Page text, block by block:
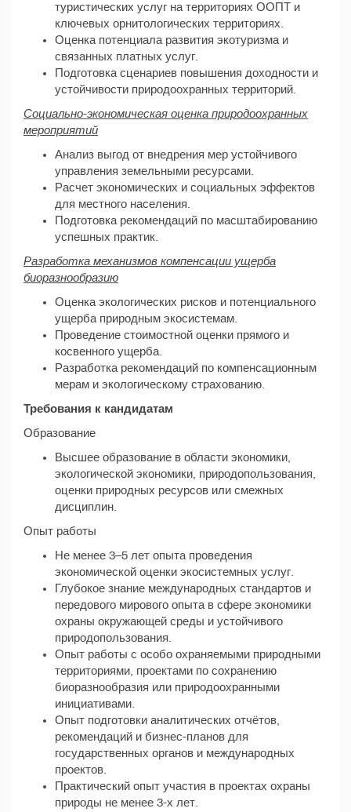
туристических услуг на территориях ООПТ и
ключевых орнитологических территориях.
Оценка потенциала развития экотуризма и
связанных платных услуг.
Подготовка сценариев повышения доходности и
устойчивости природоохранных территорий.
Социально-экономическая оценка природоохранных
мероприятий
Анализ выгод от внедрения мер устойчивого
управления земельными ресурсами.
Расчет экономических и социальных эффектов
для местного населения.
Подготовка рекомендаций по масштабированию
успешных практик.
Разработка механизмов компенсации ущерба
биоразнообразию
Оценка экологических рисков и потенциального
ущерба природным экосистемам.
Проведение стоимостной оценки прямого и
косвенного ущерба.
Разработка рекомендаций по компенсационным
мерам и экологическому страхованию.
Требования к кандидатам
Образование
Высшее образование в области экономики,
экологической экономики, природопользования,
оценки природных ресурсов или смежных
дисциплин.
Опыт работы
Не менее 3–5 лет опыта проведения
экономической оценки экосистемных услуг.
Глубокое знание международных стандартов и
передового мирового опыта в сфере экономики
охраны окружающей среды и устойчивого
природопользования.
Опыт работы с особо охраняемыми природными
территориями, проектами по сохранению
биоразнообразия или природоохранными
инициативами.
Опыт подготовки аналитических отчётов,
рекомендаций и бизнес-планов для
государственных органов и международных
проектов.
Практический опыт участия в проектах охраны
природы не менее 3-х лет.